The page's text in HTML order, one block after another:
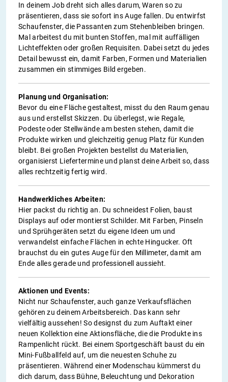
In deinem Job dreht sich alles darum, Waren so zu
präsentieren, dass sie sofort ins Auge fallen. Du entwirfst
Schaufenster, die Passanten zum Stehenbleiben bringen.
Mal arbeitest du mit bunten Stoffen, mal mit auffälligen
Lichteffekten oder großen Requisiten. Dabei setzt du jedes
Detail bewusst ein, damit Farben, Formen und Materialien
zusammen ein stimmiges Bild ergeben.
Planung und Organisation:
Bevor du eine Fläche gestaltest, misst du den Raum genau
aus und erstellst Skizzen. Du überlegst, wie Regale,
Podeste oder Stellwände am besten stehen, damit die
Produkte wirken und gleichzeitig genug Platz für Kunden
bleibt. Bei großen Projekten bestellst du Materialien,
organisierst Liefertermine und planst deine Arbeit so, dass
alles rechtzeitig fertig wird.
Handwerkliches Arbeiten:
Hier packst du richtig an. Du schneidest Folien, baust
Displays auf oder montierst Schilder. Mit Farben, Pinseln
und Sprühgeräten setzt du eigene Ideen um und
verwandelst einfache Flächen in echte Hingucker. Oft
brauchst du ein gutes Auge für den Millimeter, damit am
Ende alles gerade und professionell aussieht.
Aktionen und Events:
Nicht nur Schaufenster, auch ganze Verkaufsflächen
gehören zu deinem Arbeitsbereich. Das kann sehr
vielfältig aussehen! So designst du zum Auftakt einer
neuen Kollektion eine Aktionsfläche, die die Produkte ins
Rampenlicht rückt. Bei einem Sportgeschäft baust du ein
Mini-Fußballfeld auf, um die neuesten Schuhe zu
präsentieren. Während einer Modenschau kümmerst du
dich darum, dass Bühne, Beleuchtung und Dekoration